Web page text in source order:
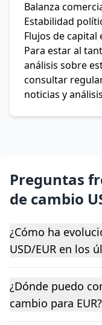
Balanza
Estabilidad
Flujos de
Para estar al
análisis sobre
consultar
noticias y
Preguntas
de cambio
¿Cómo ha
USD/EUR en los
¿Dónde puedo
cambio para EUR?